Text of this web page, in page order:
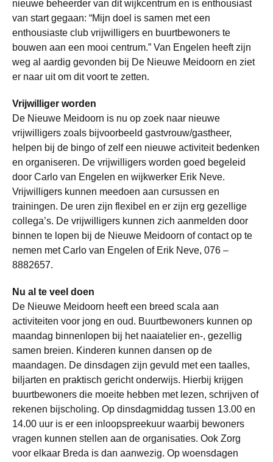
nieuwe beheerder van dit wijkcentrum en is enthousiast
van start gegaan: “Mijn doel is samen met een
enthousiaste club vrijwilligers en buurtbewoners te
bouwen aan een mooi centrum.” Van Engelen heeft zijn
weg al aardig gevonden bij De Nieuwe Meidoorn en ziet
er naar uit om dit voort te zetten.
Vrijwilliger worden
De Nieuwe Meidoorn is nu op zoek naar nieuwe
vrijwilligers zoals bijvoorbeeld gastvrouw/gastheer,
helpen bij de bingo of zelf een nieuwe activiteit bedenken
en organiseren. De vrijwilligers worden goed begeleid
door Carlo van Engelen en wijkwerker Erik Neve.
Vrijwilligers kunnen meedoen aan cursussen en
trainingen. De uren zijn flexibel en er zijn erg gezellige
collega’s. De vrijwilligers kunnen zich aanmelden door
binnen te lopen bij de Nieuwe Meidoorn of contact op te
nemen met Carlo van Engelen of Erik Neve, 076 –
8882657.
Nu al te veel doen
De Nieuwe Meidoorn heeft een breed scala aan
activiteiten voor jong en oud. Buurtbewoners kunnen op
maandag binnenlopen bij het naaiatelier en-, gezellig
samen breien. Kinderen kunnen dansen op de
maandagen. De dinsdagen zijn gevuld met een taalles,
biljarten en praktisch gericht onderwijs. Hierbij krijgen
buurtbewoners die moeite hebben met lezen, schrijven of
rekenen bijscholing. Op dinsdagmiddag tussen 13.00 en
14.00 uur is er een inloopspreekuur waarbij bewoners
vragen kunnen stellen aan de organisaties. Ook Zorg
voor elkaar Breda is dan aanwezig. Op woensdagen